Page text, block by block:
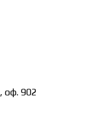
оф. 902